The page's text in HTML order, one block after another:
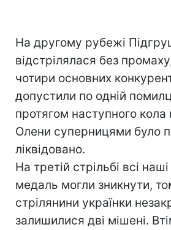
На другому рубежі
відстрілялася без
чотири основних
допустили по одній
протягом наступного кола
Олени суперницями було
ліквідовано.
На третій стрільбі всі
медаль могли зникнути,
стрілянини українки
залишилися дві мішені.